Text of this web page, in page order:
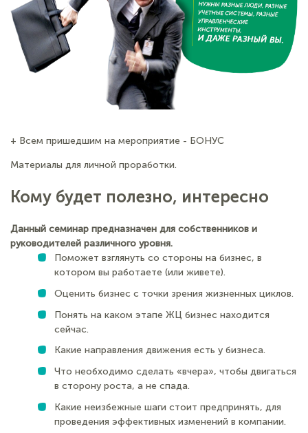
+ Всем пришедшим на мероприятие - БОНУС
Материалы для личной проработки.
Кому будет полезно, интересно
Данный семинар предназначен для собственников и
руководителей различного уровня.
Поможет взглянуть со стороны на бизнес, в
котором вы работаете (или живете).
Оценить бизнес с точки зрения жизненных циклов.
Понять на каком этапе ЖЦ бизнес находится
сейчас.
Какие направления движения есть у бизнеса.
Что необходимо сделать «вчера», чтобы двигаться
в сторону роста, а не спада.
Какие неизбежные шаги стоит предпринять, для
проведения эффективных изменений в компании.